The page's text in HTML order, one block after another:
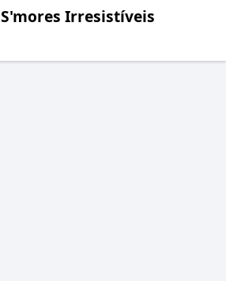
S'mores Irresistíveis